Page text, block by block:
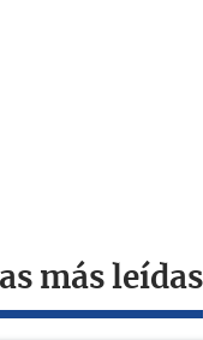
más leídas